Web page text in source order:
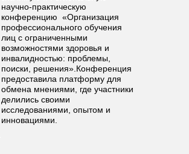
научно-практическую
конференцию «Организация
профессионального обучения
лиц с ограниченными
возможностями здоровья и
инвалидностью: проблемы,
поиски, решения».Конференция
предоставила платформу для
обмена мнениями, где участники
делились своими
исследованиями, опытом и
инновациями.